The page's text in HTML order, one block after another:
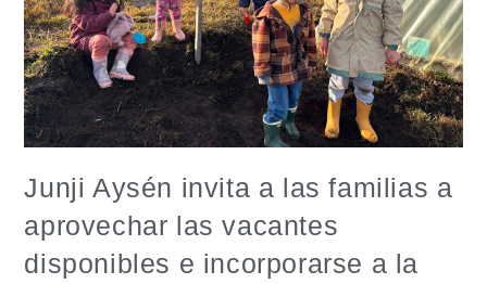
Junji Aysén invita a las familias a
aprovechar las vacantes
disponibles e incorporarse a la